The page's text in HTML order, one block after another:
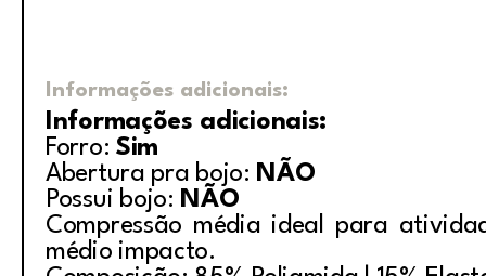
Informações adicionais:
Informações adicionais:
Forro: Sim
Abertura pra bojo: NÃO
Possui bojo: NÃO
Compressão média ideal para
médio impacto.